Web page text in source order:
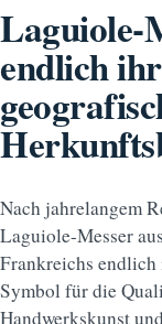
Laguiole-
endlich
Nach jahrelangem
Laguiole-Messer
Frankreichs
Symbol für die
Handwerkskunst